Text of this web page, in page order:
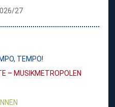
27
TEMPO!
– MUSIKMETROPOLEN